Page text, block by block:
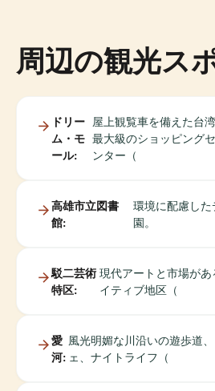
周辺の観光ス
ドリー
ム・モ
ール:
屋上観覧車を備えた台湾
最大級のショッピングセ
ンター（
高雄市立図書
館:
環境に配慮し
園。
駁二芸術
特区:
現代アートと市場があ
イティブ地区（
愛
河:
風光明媚な川沿いの遊歩道
ェ、ナイトライフ（